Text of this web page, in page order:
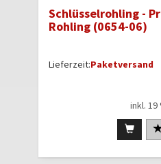
Schlüsselrohling -
Rohling (0654-06)
Lieferzeit:Paketversand
inkl. 19